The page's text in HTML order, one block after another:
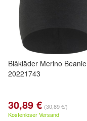
Blåkläder Merino Beanie
20221743
30,89 € (30,89 €/)
Kostenloser Versand